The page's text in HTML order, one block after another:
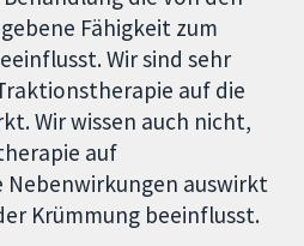
Fähigkeit zum
Wir sind sehr
auf die
Wir wissen auch nicht,
auf
auswirkt
Krümmung beeinflusst.